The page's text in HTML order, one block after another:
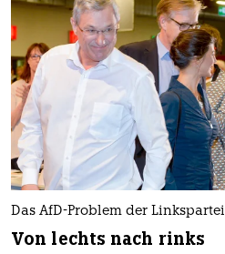
Das AfD-Problem der Linkspartei
Von lechts nach rinks